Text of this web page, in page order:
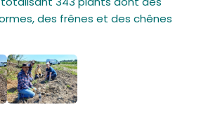
des frênes et des chênes